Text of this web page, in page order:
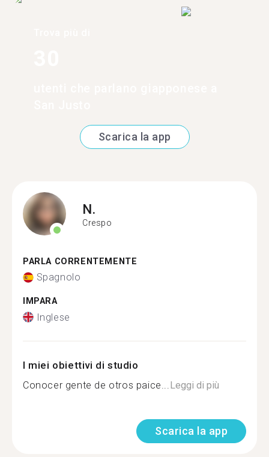
Scarica la app
N.
Crespo
PARLA CORRENTEMENTE
Spagnolo
IMPARA
Inglese
I miei obiettivi di studio
Conocer gente de otros paice... Leggi di più
Scarica la app